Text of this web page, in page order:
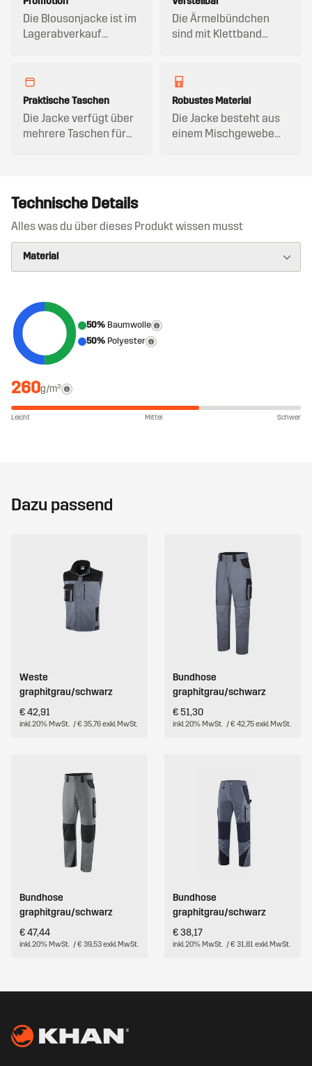
Die Blousonjacke ist im
Lagerabverkauf
Die Ärmelbündchen
sind mit Klettband
Praktische Taschen
Die Jacke verfügt über
mehrere Taschen für
Robustes Material
Die Jacke besteht aus
einem Mischgewebe
Technische Details
Alles was du über dieses Produkt wissen musst
50% Baumwolle
50% Polyester
260g/m²
Leicht Mittel Schwer
Dazu passend
Weste
graphitgrau/schwarz
€ 42,91
inkl. 20% MwSt. / € 35,76 exkl. MwSt.
Bundhose
graphitgrau/schwarz
€ 51,30
inkl. 20% MwSt. / € 42,75 exkl. MwSt.
Bundhose
graphitgrau/schwarz
€ 47,44
inkl. 20% MwSt. / € 39,53 exkl. MwSt.
Bundhose
graphitgrau/schwarz
€ 38,17
inkl. 20% MwSt. / € 31,81 exkl. MwSt.